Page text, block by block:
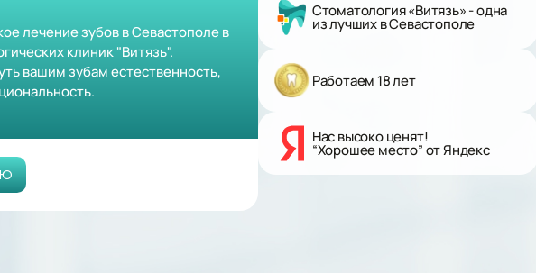
лечение зубов в Севастополе в
клиник "Витязь".
вашим зубам естественность,
Стоматология «Витязь» - одна
из лучших в Севастополе
Работаем 18 лет
Нас высоко ценят!
“Хорошее место” от Яндекс